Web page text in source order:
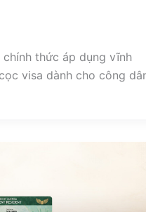
thức áp dụng vĩnh
visa dành cho công